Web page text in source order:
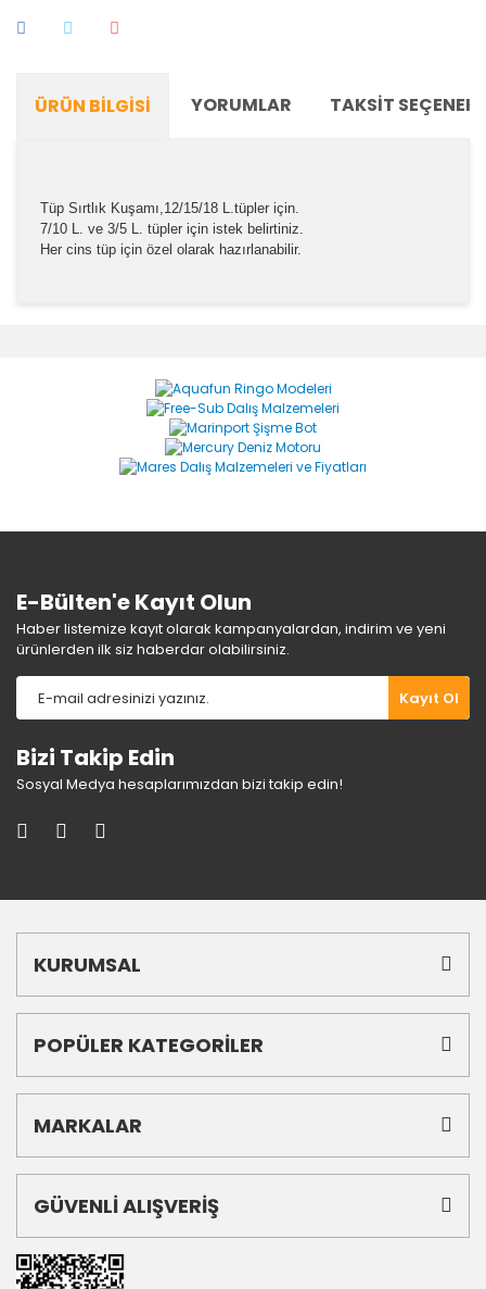
ÜRÜN BILGISI YORUMLAR TAKSIT
Tüp Sırtlık Kuşamı,12/15/18 L.tüpler için.
7/10 L. ve 3/5 L. tüpler için istek belirtiniz.
Her cins tüp için özel olarak hazırlanabilir.
Yorum Yaz
Ürün resmi kalitesiz, bozuk veya görüntülenemiyor.
Ürün açıklamasında eksik bilgiler bulunuyor.
Ürün bilgilerinde hatalar bulunuyor.
E-Bülten'e Kayıt Olun
Haber listemize kayıt olarak kampanyalardan, indirim ve yeni
ürünlerden ilk siz haberdar olabilirsiniz.
Kayıt Ol
Bizi Takip Edin
Sosyal Medya hesaplarımızdan bizi takip edin!
KURUMSAL
POPÜLER KATEGORİLER
MARKALAR
GÜVENLİ ALIŞVERİŞ